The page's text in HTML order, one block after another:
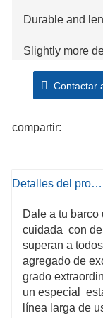
Durable and
Slightly more
Superb coping
Applications:
mooring strains
Contactar
compartir:
Detalles del producto
Dale a tu
cuidada con
superan a
agregado de
grado
un especial
línea larga de